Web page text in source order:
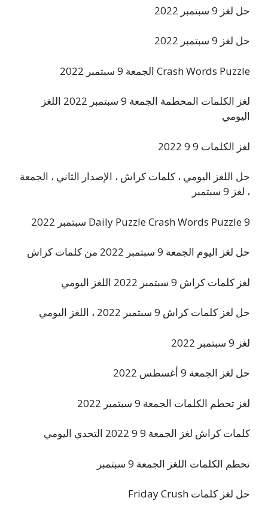
حل لغز 9 سبتمبر 2022
حل لغز 9 سبتمبر 2022
Crash Words Puzzle الجمعة 9 سبتمبر 2022
لغز الكلمات المحطمة الجمعة 9 سبتمبر 2022 اللغز
اليومي
لغز الكلمات 9 9 2022
حل اللغز اليومي ، كلمات كراش ، الإصدار الثاني ، الجمعة
، لغز 9 سبتمبر
Daily Puzzle Crash Words Puzzle 9 سبتمبر 2022
حل لغز اليوم الجمعة 9 سبتمبر 2022 من كلمات كراش
لغز كلمات كراش 9 سبتمبر 2022 اللغز اليومي
حل لغز كلمات كراش 9 سبتمبر 2022 ، اللغز اليومي
لغز 9 سبتمبر 2022
حل لغز الجمعة 9 أغسطس 2022
لغز تحطم الكلمات الجمعة 9 سبتمبر 2022
كلمات كراش لغز الجمعة 9 9 2022 التحدي اليومي
تحطم الكلمات اللغز الجمعة 9 سبتمبر
حل لغز كلمات Friday Crush